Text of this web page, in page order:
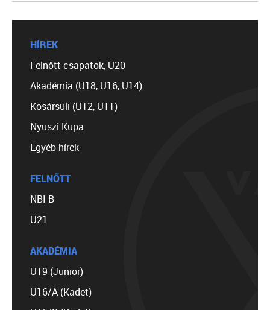
HÍREK
Felnőtt csapatok, U20
Akadémia (U18, U16, U14)
Kosársuli (U12, U11)
Nyuszi Kupa
Egyéb hírek
FELNŐTT
NBI B
U21
AKADÉMIA
U19 (Junior)
U16/A (Kadet)